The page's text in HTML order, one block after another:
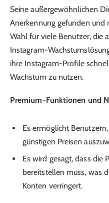
Seine außergewöhnlichen
Anerkennung gefunden und
Wahl für viele Benutzer, die
Instagram-
ihre Instagram-Profile
Wachstum zu nutzen.
Premium-Funktionen und
Es ermöglicht
günstigen Preisen
Es wird gesagt, dass die
bereitstellen muss, was
Konten verringert.